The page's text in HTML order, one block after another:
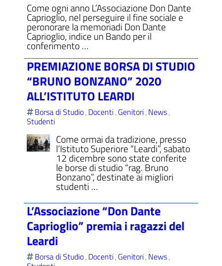
Come ogni anno L’Associazione Don Dante
Caprioglio, nel perseguire il fine sociale e
peronorare la memoriadi Don Dante
Caprioglio, indice un Bando per il
conferimento …
PREMIAZIONE BORSA DI STUDIO
“BRUNO BONZANO” 2020
ALL’ISTITUTO LEARDI
Borsa di Studio, Docenti, Genitori, News,
Studenti
Come ormai da tradizione, presso
l’Istituto Superiore “Leardi”, sabato
12 dicembre sono state conferite
le borse di studio “rag. Bruno
Bonzano”, destinate ai migliori
studenti …
L’Associazione “Don Dante
Caprioglio” premia i ragazzi del
Leardi
Borsa di Studio, Docenti, Genitori, News,